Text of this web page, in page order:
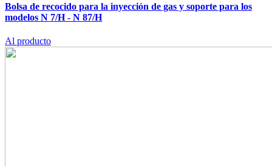
Bolsa de recocido para la inyección de gas y soporte para los
modelos N 7/H - N 87/H
Al producto